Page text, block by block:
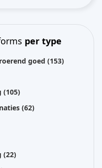
per type
goed (153)
(105)
(62)
(22)